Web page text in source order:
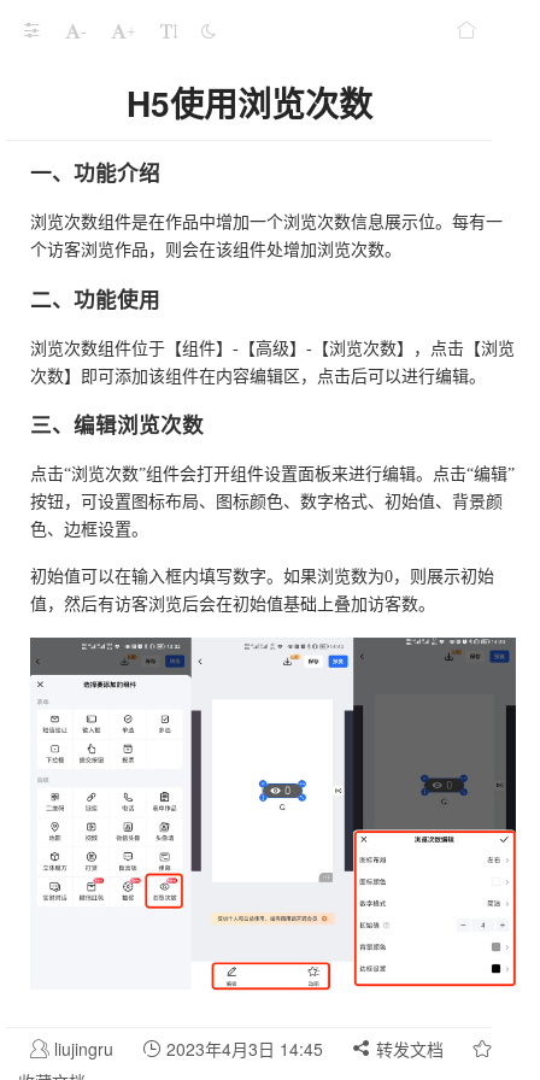
- +
H5使用浏览次数
一、功能介绍
浏览次数组件是在作品中增加一个浏览次数信息展示位。每有一
个访客浏览作品，则会在该组件处增加浏览次数。
二、功能使用
浏览次数组件位于【组件】-【高级】-【浏览次数】，点击【浏览
次数】即可添加该组件在内容编辑区，点击后可以进行编辑。
三、编辑浏览次数
点击“浏览次数”组件会打开组件设置面板来进行编辑。点击“编辑”
按钮，可设置图标布局、图标颜色、数字格式、初始值、背景颜
色、边框设置。
初始值可以在输入框内填写数字。如果浏览数为0，则展示初始
值，然后有访客浏览后会在初始值基础上叠加访客数。
liujingru 2023年4月3日 14:45
转发文档